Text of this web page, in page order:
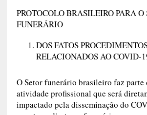
PROTOCOLO BRASILEIRO PARA O
FUNERÁRIO
DOS FATOS
RELACIONADOS AO COVID-
O Setor funerário brasileiro faz parte
atividade profissional que será
impactado pela disseminação do